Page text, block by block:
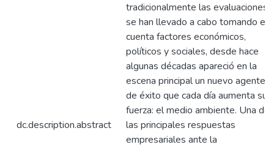
dc.description.abstract
tradicionalmente las evaluaciones
se han llevado a cabo tomando en
cuenta factores económicos,
políticos y sociales, desde hace
algunas décadas apareció en la
escena principal un nuevo agente
de éxito que cada día aumenta su
fuerza: el medio ambiente. Una de
las principales respuestas
empresariales ante la